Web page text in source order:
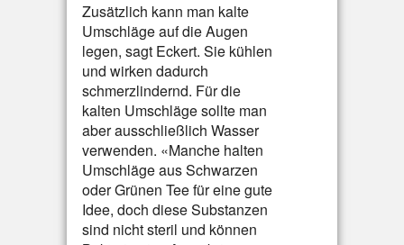
Zusätzlich kann man kalte
Umschläge auf die Augen
legen, sagt Eckert. Sie kühlen
und wirken dadurch
schmerzlindernd. Für die
kalten Umschläge sollte man
aber ausschließlich Wasser
verwenden. «Manche halten
Umschläge aus Schwarzen
oder Grünen Tee für eine gute
Idee, doch diese Substanzen
sind nicht steril und können